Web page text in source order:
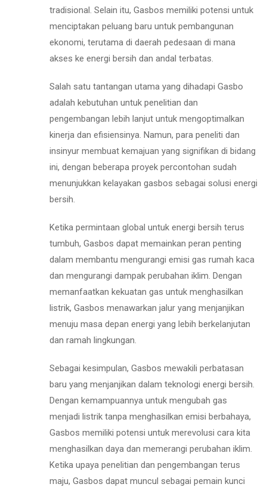
tradisional. Selain itu, Gasbos memiliki potensi untuk
menciptakan peluang baru untuk pembangunan
ekonomi, terutama di daerah pedesaan di mana
akses ke energi bersih dan andal terbatas.
Salah satu tantangan utama yang dihadapi Gasbo
adalah kebutuhan untuk penelitian dan
pengembangan lebih lanjut untuk mengoptimalkan
kinerja dan efisiensinya. Namun, para peneliti dan
insinyur membuat kemajuan yang signifikan di bidang
ini, dengan beberapa proyek percontohan sudah
menunjukkan kelayakan gasbos sebagai solusi energi
bersih.
Ketika permintaan global untuk energi bersih terus
tumbuh, Gasbos dapat memainkan peran penting
dalam membantu mengurangi emisi gas rumah kaca
dan mengurangi dampak perubahan iklim. Dengan
memanfaatkan kekuatan gas untuk menghasilkan
listrik, Gasbos menawarkan jalur yang menjanjikan
menuju masa depan energi yang lebih berkelanjutan
dan ramah lingkungan.
Sebagai kesimpulan, Gasbos mewakili perbatasan
baru yang menjanjikan dalam teknologi energi bersih.
Dengan kemampuannya untuk mengubah gas
menjadi listrik tanpa menghasilkan emisi berbahaya,
Gasbos memiliki potensi untuk merevolusi cara kita
menghasilkan daya dan memerangi perubahan iklim.
Ketika upaya penelitian dan pengembangan terus
maju, Gasbos dapat muncul sebagai pemain kunci